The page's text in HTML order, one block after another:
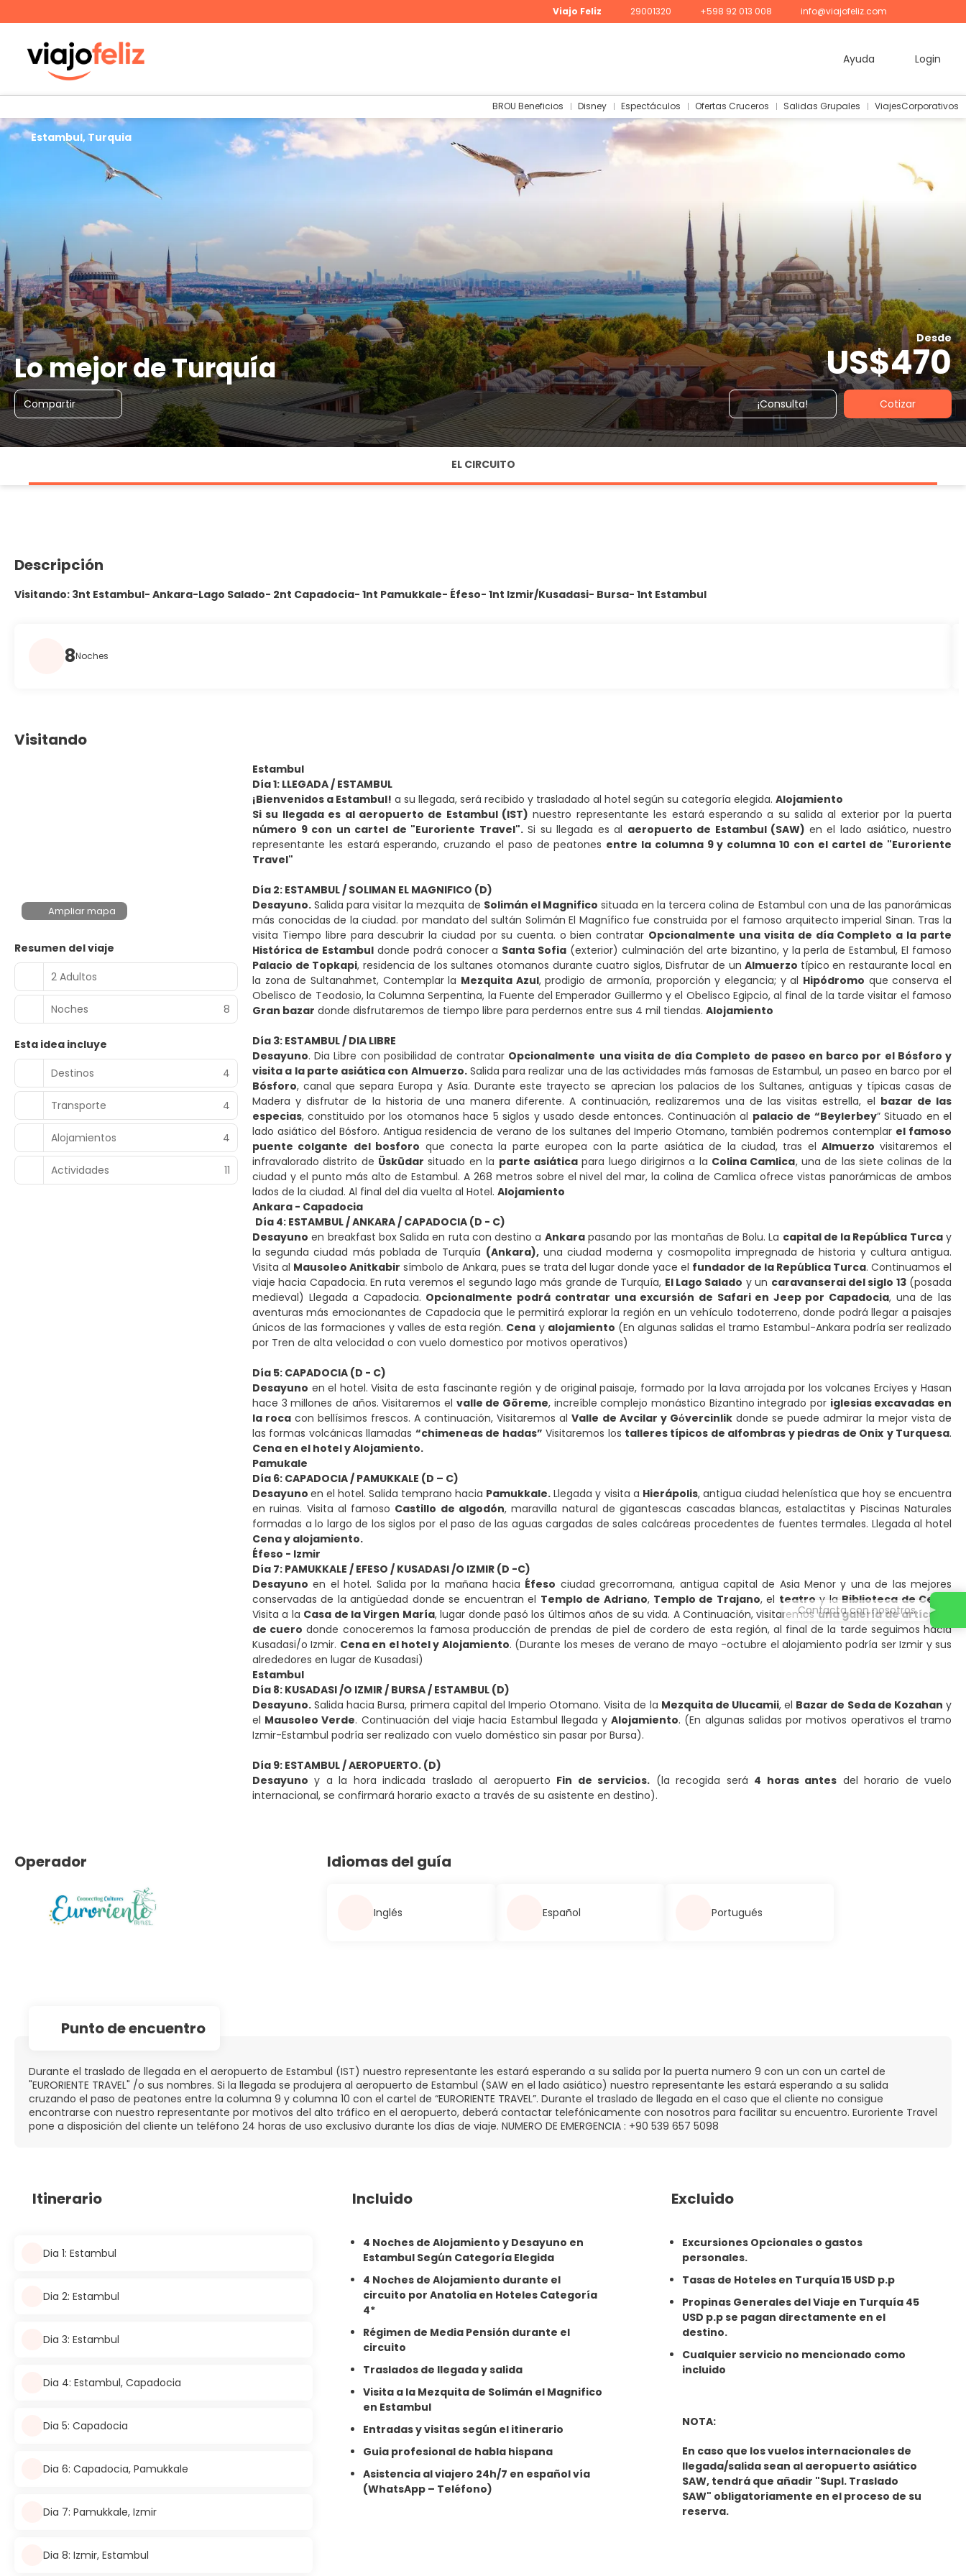
Viajo Feliz 29001320 +598 92 013 008 info@viajofeliz.com
Ayuda Login
BROU Beneficios Disney Espectáculos Ofertas Cruceros Salidas Grupales ViajesCorporativos
Lo mejor de Turquía
Desde
US$470
Compartir ¡Consulta! Cotizar
Estambul, Turquia
EL CIRCUITO
Descripción
Visitando: 3nt Estambul- Ankara-Lago Salado- 2nt Capadocia- 1nt Pamukkale- Éfeso- 1nt Izmir/Kusadasi- Bursa- 1nt Estambul
8Noches
Visitando
Ampliar mapa
Resumen del viaje
2 Adultos
Noches 8
Esta idea incluye
Destinos
4
Transporte 4
Alojamientos 4
Actividades 11
Estambul
Día 1: LLEGADA / ESTAMBUL
¡Bienvenidos a Estambul! a su llegada, será recibido y trasladado al hotel según su categoría elegida. Alojamiento
Si su llegada es al aeropuerto de Estambul (IST) nuestro representante les estará esperando a su salida al exterior por la puerta
número 9 con un cartel de "Euroriente Travel".Si su llegada es al aeropuerto de Estambul (SAW) en el lado asiático, nuestro
representante les estará esperando, cruzando el paso de peatones entre la columna 9 y columna 10 con el cartel de "Euroriente
Travel"
Día 2: ESTAMBUL / SOLIMAN EL MAGNIFICO (D)
Desayuno. Salida para visitar la mezquita de Solimán el Magnifico situada en la tercera colina de Estambul con una de las panorámicas
más conocidas de la ciudad. por mandato del sultán Solimán El Magnífico fue construida por el famoso arquitecto imperial Sinan. Tras la
visita Tiempo libre para descubrir la ciudad por su cuenta. o bien contratar Opcionalmente una visita de día Completo a la parte
Histórica de Estambuldonde podrá conocer a Santa Sofia (exterior) culminación del arte bizantino, y la perla de Estambul, El famoso
Palacio de Topkapi, residencia de los sultanes otomanos durante cuatro siglos, Disfrutar de unAlmuerzo típico en restaurante local en
la zona de Sultanahmet, Contemplar la Mezquita Azul, prodigio de armonía, proporción y elegancia; y al Hipódromo que conserva el
Obelisco de Teodosio, la Columna Serpentina, la Fuente del Emperador Guillermo y el Obelisco Egipcio, al final de la tarde visitar el famoso
Gran bazar donde disfrutaremos de tiempo libre para perdernos entre sus 4 mil tiendas. Alojamiento
Día 3: ESTAMBUL / DIA LIBRE
Desayuno. Dia Libre con posibilidad de contratar Opcionalmente una visita de día Completo de paseo en barco por el Bósforo y
visita a la parte asiática con Almuerzo.Salida para realizar una de las actividades más famosas de Estambul, un paseo en barco por el
Bósforo, canal que separa Europa y Asía. Durante este trayecto se aprecian los palacios de los Sultanes, antiguas y típicas casas de
Madera y disfrutar de la historia de una manera diferente. A continuación, realizaremos una de las visitas estrella, el bazar de las
especias, constituido por los otomanos hace 5 siglos y usado desde entonces. Continuación al palacio de “Beylerbey” Situado en el
lado asiático del Bósforo. Antigua residencia de verano de los sultanes del Imperio Otomano, también podremos contemplar el famoso
puente colgante del bosforo que conecta la parte europea con la parte asiática de la ciudad, tras elAlmuerzo visitaremos el
infravalorado distrito de Üsküdar situado en la parte asiáticapara luego dirigirnos a la Colina Camlica, una de las siete colinas de la
ciudad y el punto más alto de Estambul. A 268 metros sobre el nivel del mar, la colina de Camlica ofrece vistas panorámicas de ambos
lados de la ciudad. Al final del dia vuelta al Hotel. Alojamiento
Ankara - Capadocia
Día 4: ESTAMBUL / ANKARA / CAPADOCIA (D - C)
Desayuno en breakfast box Salida en ruta con destino a Ankarapasando por las montañas de Bolu. La capital de la República Turcay
la segunda ciudad más poblada de Turquía (Ankara),una ciudad moderna y cosmopolita impregnada de historia y cultura antigua.
Visita al Mausoleo Anitkabir símbolo de Ankara, pues se trata del lugar donde yace el fundador de la República Turca. Continuamos el
viaje hacia Capadocia. En ruta veremos el segundo lago más grande de Turquía, El Lago Salado y un caravanserai del siglo 13(posada
medieval) Llegada a Capadocia. Opcionalmente podrá contratar una excursión de Safari en Jeep por Capadocia, una de las
aventuras más emocionantes de Capadocia que le permitirá explorar la región en un vehículo todoterreno, donde podrá llegar a paisajes
únicos de las formaciones y valles de esta región. Cena y alojamiento (En algunas salidas el tramo Estambul-Ankara podría ser realizado
por Tren de alta velocidad o con vuelo domestico por motivos operativos)
Día 5: CAPADOCIA (D - C)
Desayuno en el hotel. Visita de esta fascinante región y de original paisaje, formado por la lava arrojada por los volcanes Erciyes y Hasan
hace 3 millones de años. Visitaremos el valle de Göreme, increíble complejo monástico Bizantino integrado por iglesias excavadas en
la roca con bellísimos frescos. A continuación, Visitaremos alValle de Avcilar y Gόvercinlikdonde se puede admirar la mejor vista de
las formas volcánicas llamadas “chimeneas de hadas” Visitaremos los talleres típicos de alfombras y piedras de Onix y Turquesa.
Cena en el hotel y Alojamiento.
Pamukale
Día 6: CAPADOCIA / PAMUKKALE (D – C)
Desayunoen el hotel. Salida temprano hacia Pamukkale. Llegada y visita a Hierápolis, antigua ciudad helenística que hoy se encuentra
en ruinas. Visita al famoso Castillo de algodón, maravilla natural de gigantescas cascadas blancas, estalactitas y Piscinas Naturales
formadas a lo largo de los siglos por el paso de las aguas cargadas de sales calcáreas procedentes de fuentes termales. Llegada al hotel
Cena y alojamiento.
Éfeso - Izmir
Día 7: PAMUKKALE / EFESO / KUSADASI /O IZMIR (D -C)
Desayuno en el hotel. Salida por la mañana hacia Éfeso ciudad grecorromana, antigua capital de Asia Menor y una de las mejores
conservadas de la antigüedad donde se encuentran el Templo de Adriano, Templo de Trajano, el teatro y la Biblioteca de Celso
Visita a la Casa de la Virgen María, lugar donde pasó los últimos años de su vida. A Continuación, visitaremosuna galería de artículos
de cuero donde conoceremos la famosa producción de prendas de piel de cordero de esta región, al final de la tarde seguimos hacia
Kusadasi/o Izmir. Cena en el hotel y Alojamiento. (Durante los meses de verano de mayo -octubre el alojamiento podría ser Izmir y sus
alrededores en lugar de Kusadasi)
Estambul
Día 8: KUSADASI /O IZMIR / BURSA / ESTAMBUL (D)
Desayuno. Salida hacia Bursa, primera capital del Imperio Otomano. Visita de la Mezquita de Ulucamii, el Bazar de Seda de Kozahan y
el Mausoleo Verde. Continuación del viaje hacia Estambul llegada yAlojamiento. (En algunas salidas por motivos operativos el tramo
Izmir-Estambul podría ser realizado con vuelo doméstico sin pasar por Bursa).
Día 9: ESTAMBUL / AEROPUERTO. (D)
Desayuno y a la hora indicada traslado al aeropuerto Fin de servicios. (la recogida será 4 horas antes del horario de vuelo
internacional, se confirmará horario exacto a través de su asistente en destino).
Operador Idiomas del guía
Inglés Español Portugués
Punto de encuentro
Durante el traslado de llegada en el aeropuerto de Estambul (IST) nuestro representante les estará esperando a su salida por la puerta numero 9 con un con un cartel de
"EURORIENTE TRAVEL" /o sus nombres. Si la llegada se produjera al aeropuerto de Estambul (SAW en el lado asiático) nuestro representante les estará esperando a su salida
cruzando el paso de peatones entre la columna 9 y columna 10 con el cartel de “EURORIENTE TRAVEL”. Durante el traslado de llegada en el caso que el cliente no consigue
encontrarse con nuestro representante por motivos del alto tráfico en el aeropuerto, deberá contactar telefónicamente con nosotros para facilitar su encuentro. Euroriente Travel
pone a disposición del cliente un teléfono 24 horas de uso exclusivo durante los días de viaje. NUMERO DE EMERGENCIA : +90 539 657 5098
Itinerario
Dia 1: Estambul
Dia 2: Estambul
Dia 3: Estambul
Dia 4: Estambul, Capadocia
Dia 5: Capadocia
Dia 6: Capadocia, Pamukkale
Dia 7: Pamukkale, Izmir
Dia 8: Izmir, Estambul
Incluido
4 Noches de Alojamiento y Desayuno en
Estambul Según Categoría Elegida
4 Noches de Alojamiento durante el
circuito por Anatolia en Hoteles Categoría
4*
Régimen de Media Pensión durante el
circuito
Traslados de llegada y salida
Visita a la Mezquita de Solimán el Magnifico
en Estambul
Entradas y visitas según el itinerario
Guia profesional de habla hispana
Asistencia al viajero 24h/7 en español vía
(WhatsApp – Teléfono)
Excluido
Excursiones Opcionales o gastos
personales.
Tasas de Hoteles en Turquía 15 USD p.p
Propinas Generales del Viaje en Turquía 45
USD p.p se pagan directamente en el
destino.
Cualquier servicio no mencionado como
incluido
NOTA:
En caso que los vuelos internacionales de
llegada/salida sean al aeropuerto asiático
SAW, tendrá que añadir "Supl. Traslado
SAW" obligatoriamente en el proceso de su
reserva.
Contacta con nosotros